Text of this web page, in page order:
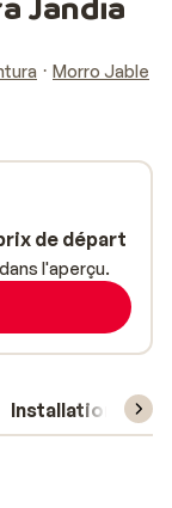
Morro Jable
Installations
de départ
l'aperçu.